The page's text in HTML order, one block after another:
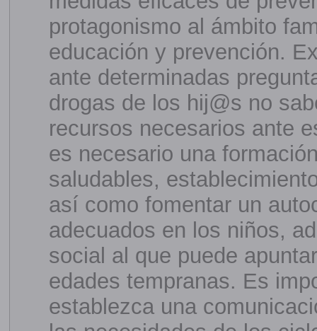
protagonismo al ámbito
educación y prevención.
ante determinadas
drogas de los hij@s no
recursos necesarios ante
es necesario una
saludables,
así como fomentar un
adecuados en los niños,
social al que puede
edades tempranas. Es
establezca una